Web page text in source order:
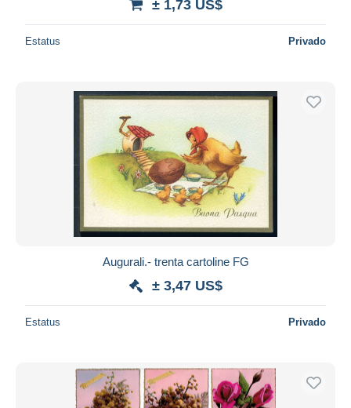
± 1,73 US$
Estatus Privado
Augurali.- trenta cartoline FG
± 3,47 US$
Estatus Privado